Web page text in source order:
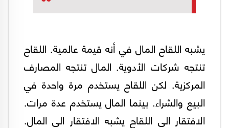
يشبه اللقاح المال في أنه قيمة عالمية. اللقاح
تنتجه شركات الأدوية. المال تنتجه المصارف
المركزية. لكن اللقاح يستخدم مرة واحدة في
البيع والشراء. بينما المال يستخدم عدة مرات.
الافتقار الى اللقاح يشبه الافتقار الى المال.